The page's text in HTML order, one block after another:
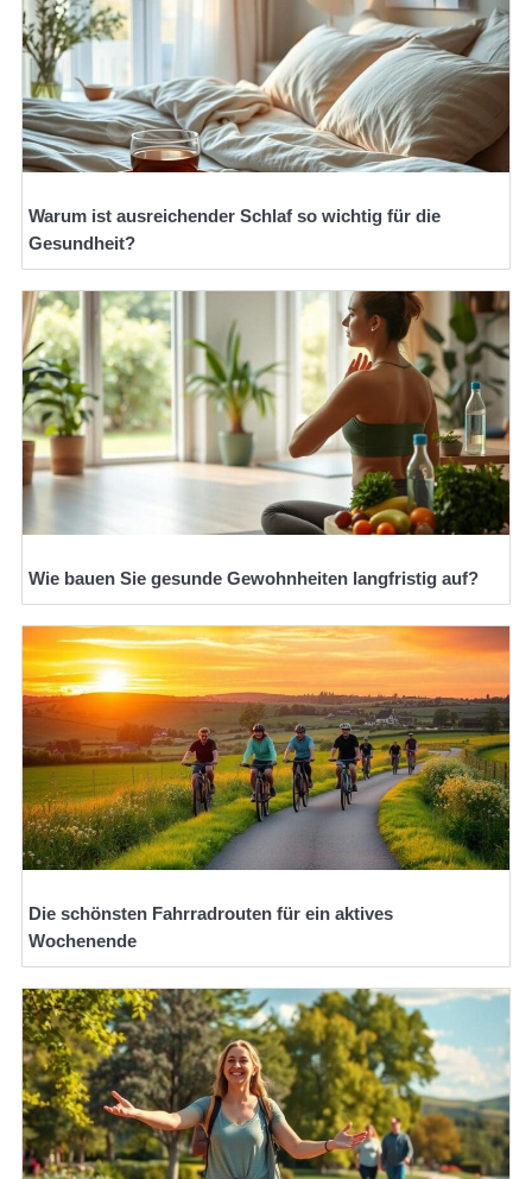
Warum ist ausreichender Schlaf so wichtig für die
Gesundheit?
Wie bauen Sie gesunde Gewohnheiten langfristig auf?
Die schönsten Fahrradrouten für ein aktives
Wochenende